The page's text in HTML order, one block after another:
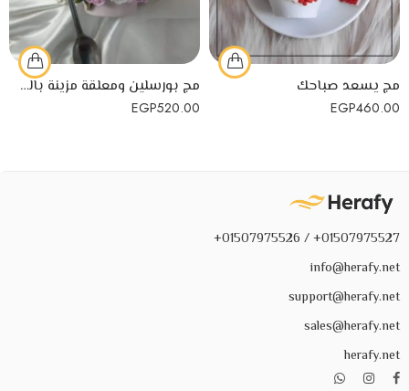
مج يسعد صباحك
EGP460.00
مج بورسلين ومعلقة مزينة بالصلصال الحراري
EGP520.00
01507975527+ / 01507975526+
info@herafy.net
support@herafy.net
sales@herafy.net
herafy.net